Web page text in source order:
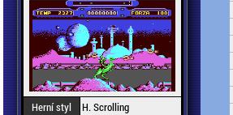
Herní styl
H. Scrolling